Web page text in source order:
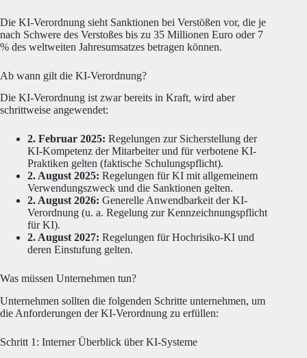
Die KI-Verordnung sieht Sanktionen bei Verstößen vor, die je
nach Schwere des Verstoßes bis zu 35 Millionen Euro oder 7
% des weltweiten Jahresumsatzes betragen können.
Ab wann gilt die KI-Verordnung?
Die KI-Verordnung ist zwar bereits in Kraft, wird aber
schrittweise angewendet:
2. Februar 2025: Regelungen zur Sicherstellung der
KI-Kompetenz der Mitarbeiter und für verbotene KI-
Praktiken gelten (faktische Schulungspflicht).
2. August 2025: Regelungen für KI mit allgemeinem
Verwendungszweck und die Sanktionen gelten.
2. August 2026: Generelle Anwendbarkeit der KI-
Verordnung (u. a. Regelung zur Kennzeichnungspflicht
für KI).
2. August 2027: Regelungen für Hochrisiko-KI und
deren Einstufung gelten.
Was müssen Unternehmen tun?
Unternehmen sollten die folgenden Schritte unternehmen, um
die Anforderungen der KI-Verordnung zu erfüllen:
Schritt 1: Interner Überblick über KI-Systeme